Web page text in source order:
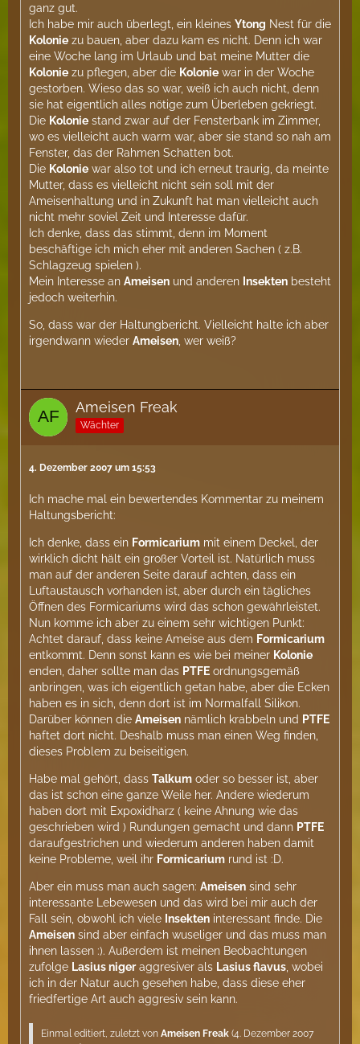
ganz gut.
Ich habe mir auch überlegt, ein kleines Ytong Nest für die
Kolonie zu bauen, aber dazu kam es nicht. Denn ich war
eine Woche lang im Urlaub und bat meine Mutter die
Kolonie zu pflegen, aber die Kolonie war in der Woche
gestorben. Wieso das so war, weiß ich auch nicht, denn
sie hat eigentlich alles nötige zum Überleben gekriegt.
Die Kolonie stand zwar auf der Fensterbank im Zimmer,
wo es vielleicht auch warm war, aber sie stand so nah am
Fenster, das der Rahmen Schatten bot.
Die Kolonie war also tot und ich erneut traurig, da meinte
Mutter, dass es vielleicht nicht sein soll mit der
Ameisenhaltung und in Zukunft hat man vielleicht auch
nicht mehr soviel Zeit und Interesse dafür.
Ich denke, dass das stimmt, denn im Moment
beschäftige ich mich eher mit anderen Sachen ( z.B.
Schlagzeug spielen ).
Mein Interesse an Ameisen und anderen Insekten besteht
jedoch weiterhin.
So, dass war der Haltungbericht. Vielleicht halte ich aber
irgendwann wieder Ameisen, wer weiß?
Ameisen Freak
Wächter
4. Dezember 2007 um 15:53
Ich mache mal ein bewertendes Kommentar zu meinem
Haltungsbericht:
Ich denke, dass ein Formicarium mit einem Deckel, der
wirklich dicht hält ein großer Vorteil ist. Natürlich muss
man auf der anderen Seite darauf achten, dass ein
Luftaustausch vorhanden ist, aber durch ein tägliches
Öffnen des Formicariums wird das schon gewährleistet.
Nun komme ich aber zu einem sehr wichtigen Punkt:
Achtet darauf, dass keine Ameise aus dem Formicarium
entkommt. Denn sonst kann es wie bei meiner Kolonie
enden, daher sollte man das PTFE ordnungsgemäß
anbringen, was ich eigentlich getan habe, aber die Ecken
haben es in sich, denn dort ist im Normalfall Silikon.
Darüber können die Ameisen nämlich krabbeln und PTFE
haftet dort nicht. Deshalb muss man einen Weg finden,
dieses Problem zu beiseitigen.
Habe mal gehört, dass Talkum oder so besser ist, aber
das ist schon eine ganze Weile her. Andere wiederum
haben dort mit Expoxidharz ( keine Ahnung wie das
geschrieben wird ) Rundungen gemacht und dann PTFE
daraufgestrichen und wiederum anderen haben damit
keine Probleme, weil ihr Formicarium rund ist :D.
Aber ein muss man auch sagen: Ameisen sind sehr
interessante Lebewesen und das wird bei mir auch der
Fall sein, obwohl ich viele Insekten interessant finde. Die
Ameisen sind aber einfach wuseliger und das muss man
ihnen lassen :). Außerdem ist meinen Beobachtungen
zufolge Lasius nigeraggresiver als Lasius flavus, wobei
ich in der Natur auch gesehen habe, dass diese eher
friedfertige Art auch aggresiv sein kann.
Einmal editiert, zuletzt von Ameisen Freak (4. Dezember 2007